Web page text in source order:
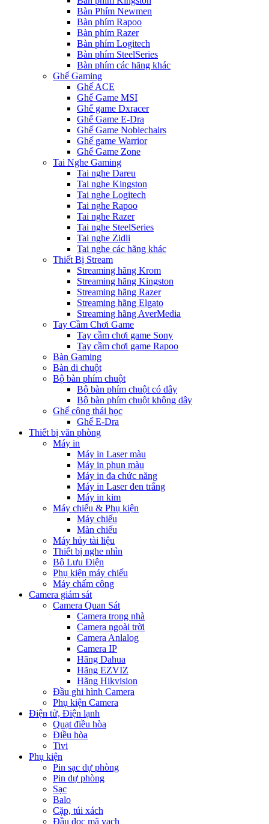
Bàn Phím Newmen
Bàn phím Rapoo
Bàn phím Razer
Bàn phím Logitech
Bàn phím SteelSeries
Bàn phím các hãng khác
Ghế Gaming
Ghế ACE
Ghế Game MSI
Ghế game Dxracer
Ghế Game E-Dra
Ghế Game Noblechairs
Ghế game Warrior
Ghế Game Zone
Tai Nghe Gaming
Tai nghe Dareu
Tai nghe Kingston
Tai nghe Logitech
Tai nghe Rapoo
Tai nghe Razer
Tai nghe SteelSeries
Tai nghe Zidli
Tai nghe các hãng khác
Thiết Bị Stream
Streaming hãng Krom
Streaming hãng Kingston
Streaming hãng Razer
Streaming hãng Elgato
Streaming hãng AverMedia
Tay Cầm Chơi Game
Tay cầm chơi game Sony
Tay cầm chơi game Rapoo
Bàn Gaming
Bàn di chuột
Bộ bàn phím chuột
Bộ bàn phím chuột có dây
Bộ bàn phím chuột không dây
Ghế công thái học
Ghế E-Dra
Thiết bị văn phòng
Máy in
Máy in Laser màu
Máy in phun màu
Máy in đa chức năng
Máy in Laser đen trắng
Máy in kim
Máy chiếu & Phụ kiện
Máy chiếu
Màn chiếu
Máy hủy tài liệu
Thiết bị nghe nhìn
Bộ Lưu Điện
Phụ kiện máy chiếu
Máy chấm công
Camera giám sát
Camera Quan Sát
Camera trong nhà
Camera ngoài trời
Camera Anlalog
Camera IP
Hãng Dahua
Hãng EZVIZ
Hãng Hikvision
Đầu ghi hình Camera
Phụ kiện Camera
Điện tử, Điện lạnh
Quạt điều hòa
Điều hòa
Tivi
Phụ kiện
Pin sạc dự phòng
Pin dự phòng
Sạc
Balo
Cặp, túi xách
Đầu đọc mã vạch